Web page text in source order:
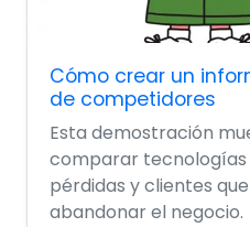
Cómo crear un
de competidores
Esta demostración
comparar tecnologías
pérdidas y clientes
abandonar el negocio.